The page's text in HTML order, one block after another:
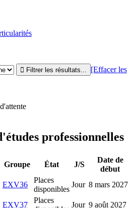
[Effacer les
professionnelles
Groupe État J/S
Date de
début
EXV36
Places
disponibles
Jour 8 mars 2027
EXV37
Places
Jour 9 août 2027